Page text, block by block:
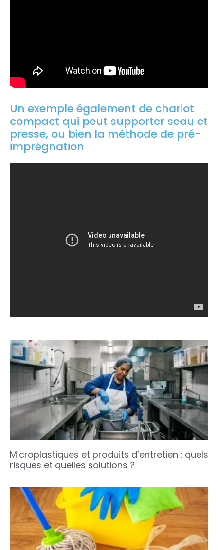
Un exemple également de chariot
compact qui peut supporter seau et
presse, ou bien la méthode de pré-
imprégnation
Microplastiques et produits d’entretien : quels
risques et quelles solutions ?